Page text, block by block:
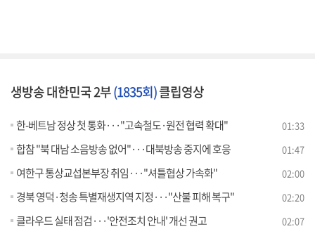
생방송 대한민국 2부(1835회)클립영상
한-베트남 정상 첫 통화···"고속철도·원전 협력 확대" 01:33
합참 "북 대남 소음방송 없어"···대북방송 중지에 호응 01:47
여한구 통상교섭본부장 취임···"셔틀협상 가속화" 02:00
경북 영덕·청송 특별재생지역 지정···"산불 피해 복구" 02:20
클라우드 실태 점검···'안전조치 안내' 개선 권고 02:07